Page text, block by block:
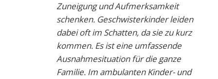
Zuneigung und Aufmerksamkeit
schenken. Geschwisterkinder leiden
dabei oft im Schatten, da sie zu kurz
kommen. Es ist eine umfassende
Ausnahmesituation für die ganze
Familie. Im ambulanten Kinder- und